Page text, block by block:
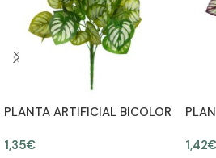
PLANTA ARTIFICIAL BICOLOR
1,35€
1,42€